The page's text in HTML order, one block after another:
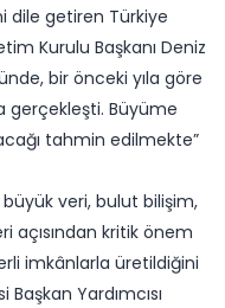
dile getiren Türkiye
Kurulu Başkanı Deniz
bir önceki yıla göre
gerçekleşti. Büyüme
tahmin edilmekte”
veri, bulut bilişim,
açısından kritik önem
imkânlarla üretildiğini
Yardımcısı